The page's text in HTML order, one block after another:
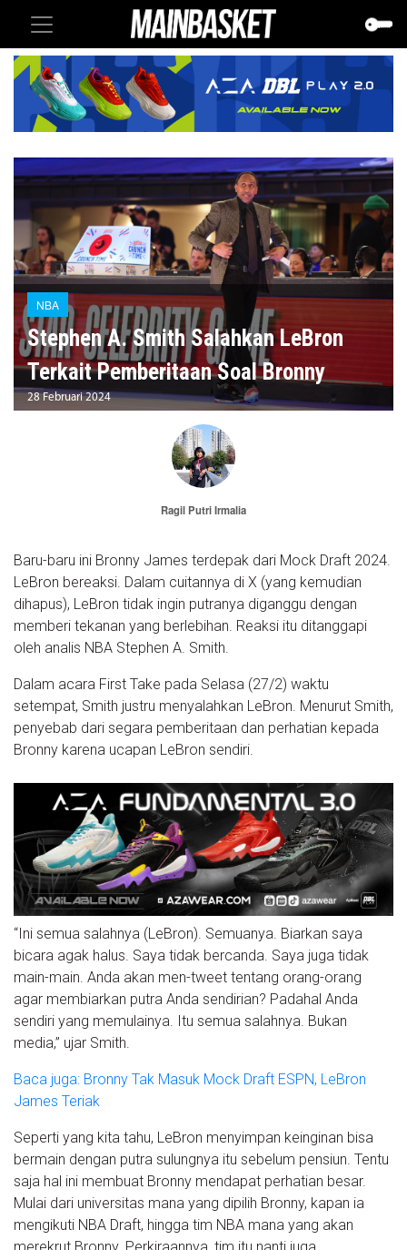
NBA
Stephen A. Smith Salahkan LeBron
Terkait Pemberitaan Soal Bronny
28 Februari 2024
Ragil Putri Irmalia
Baru-baru ini Bronny James terdepak dari Mock Draft 2024.
LeBron bereaksi. Dalam cuitannya di X (yang kemudian
dihapus), LeBron tidak ingin putranya diganggu dengan
memberi tekanan yang berlebihan. Reaksi itu ditanggapi
oleh analis NBA Stephen A. Smith.
Dalam acara First Take pada Selasa (27/2) waktu
setempat, Smith justru menyalahkan LeBron. Menurut Smith,
penyebab dari segara pemberitaan dan perhatian kepada
Bronny karena ucapan LeBron sendiri.
“Ini semua salahnya (LeBron). Semuanya. Biarkan saya
bicara agak halus. Saya tidak bercanda. Saya juga tidak
main-main. Anda akan men-tweet tentang orang-orang
agar membiarkan putra Anda sendirian? Padahal Anda
sendiri yang memulainya. Itu semua salahnya. Bukan
media,” ujar Smith.
Baca juga: Bronny Tak Masuk Mock Draft ESPN, LeBron
James Teriak
Seperti yang kita tahu, LeBron menyimpan keinginan bisa
bermain dengan putra sulungnya itu sebelum pensiun. Tentu
saja hal ini membuat Bronny mendapat perhatian besar.
Mulai dari universitas mana yang dipilih Bronny, kapan ia
mengikuti NBA Draft, hingga tim NBA mana yang akan